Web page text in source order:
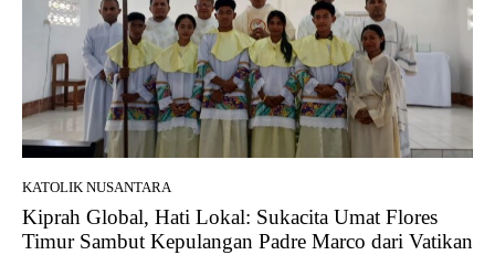
KATOLIK NUSANTARA
Kiprah Global, Hati Lokal: Sukacita Umat Flores
Timur Sambut Kepulangan Padre Marco dari Vatikan